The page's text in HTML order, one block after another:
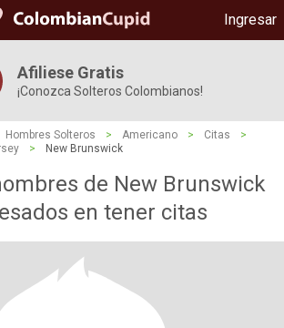
Ingresar
Afiliese Gratis
¡Conozca Solteros Colombianos!
Hombres Solteros > Americano > Citas
>
> New Brunswick
de New Brunswick
​​en tener citas